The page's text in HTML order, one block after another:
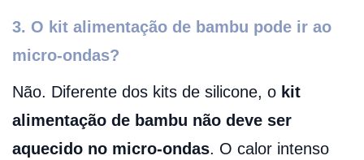
3. O kit alimentação de bambu pode ir ao
micro-ondas?
Não. Diferente dos kits de silicone, o kit
alimentação de bambu não deve ser
aquecido no micro-ondas. O calor intenso